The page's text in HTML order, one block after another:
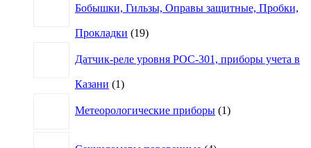
Бобышки, Гильзы, Оправы защитные, Пробки,
Прокладки 1919
Датчик-реле уровня РОС-301, приборы учета в
Казани 11
Метеорологические приборы 1товар